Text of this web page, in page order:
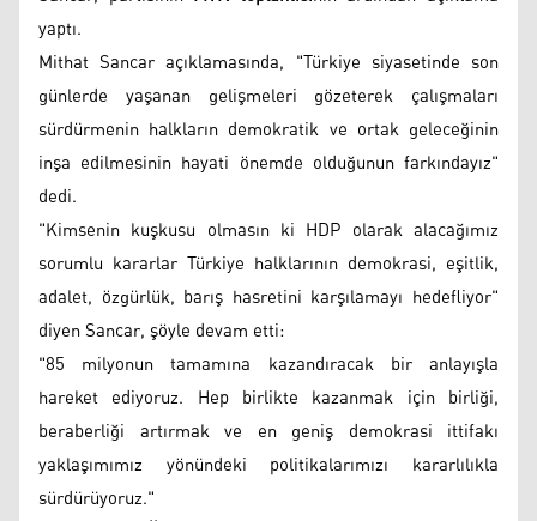
yaptı.
Mithat Sancar açıklamasında, "Türkiye siyasetinde son
günlerde yaşanan gelişmeleri gözeterek çalışmaları
sürdürmenin halkların demokratik ve ortak geleceğinin
inşa edilmesinin hayati önemde olduğunun farkındayız"
dedi.
"Kimsenin kuşkusu olmasın ki HDP olarak alacağımız
sorumlu kararlar Türkiye halklarının demokrasi, eşitlik,
adalet, özgürlük, barış hasretini karşılamayı hedefliyor"
diyen Sancar, şöyle devam etti:
"85 milyonun tamamına kazandıracak bir anlayışla
hareket ediyoruz. Hep birlikte kazanmak için birliği,
beraberliği artırmak ve en geniş demokrasi ittifakı
yaklaşımımız yönündeki politikalarımızı kararlılıkla
sürdürüyoruz."